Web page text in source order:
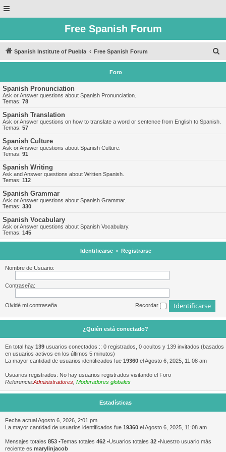
Free Spanish Forum
Spanish Institute of Puebla Free Spanish Forum
u
Foro
Spanish Pronunciation
Ask or Answer questions about Spanish Pronunciation.
Temas: 78
Spanish Translation
Ask or Answer questions on how to translate a word or sentence from English to Spanish.
Temas: 57
Spanish Culture
Ask or Answer questions about Spanish Culture.
Temas: 91
Spanish Writing
Ask and Answer questions about Written Spanish.
Temas: 112
Spanish Grammar
Ask or Answer questions about Spanish Grammar.
Temas: 330
Spanish Vocabulary
Ask or Answer questions about Spanish Vocabulary.
Temas: 145
Identificarse• Registrarse
Nombre de Usuario:
Contraseña:
Olvidé mi contraseña Recordar
¿Quién está conectado?
En total hay 139 usuarios conectados :: 0 registrados, 0 ocultos y 139 invitados (basados
en usuarios activos en los últimos 5 minutos)
La mayor cantidad de usuarios identificados fue 19360 el Agosto 6, 2025, 11:08 am
Usuarios registrados: No hay usuarios registrados visitando el Foro
Referencia:Administradores Moderadores globales
Estadísticas
Fecha actual Agosto 6, 2026, 2:01 pm
La mayor cantidad de usuarios identificados fue 19360 el Agosto 6, 2025, 11:08 am
Mensajes totales 853 •Temas totales 462 •Usuarios totales 32 •Nuestro usuario más
reciente es marylinjacob